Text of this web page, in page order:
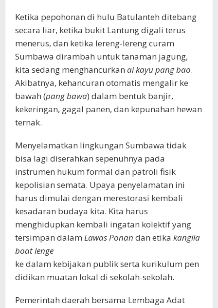
Ketika pepohonan di hulu Batulanteh ditebang
secara liar, ketika bukit Lantung digali terus
menerus, dan ketika lereng-lereng curam
Sumbawa dirambah untuk tanaman jagung,
kita sedang menghancurkan ai kayu pang bao.
Akibatnya, kehancuran otomatis mengalir ke
bawah (pang bawa) dalam bentuk banjir,
kekeringan, gagal panen, dan kepunahan hewan
ternak.
Menyelamatkan lingkungan Sumbawa tidak
bisa lagi diserahkan sepenuhnya pada
instrumen hukum formal dan patroli fisik
kepolisian semata. Upaya penyelamatan ini
harus dimulai dengan merestorasi kembali
kesadaran budaya kita. Kita harus
menghidupkan kembali ingatan kolektif yang
tersimpan dalam Lawas Ponan dan etika kangila
boat lenge
ke dalam kebijakan publik serta kurikulum pen
didikan muatan lokal di sekolah-sekolah.
Pemerintah daerah bersama Lembaga Adat